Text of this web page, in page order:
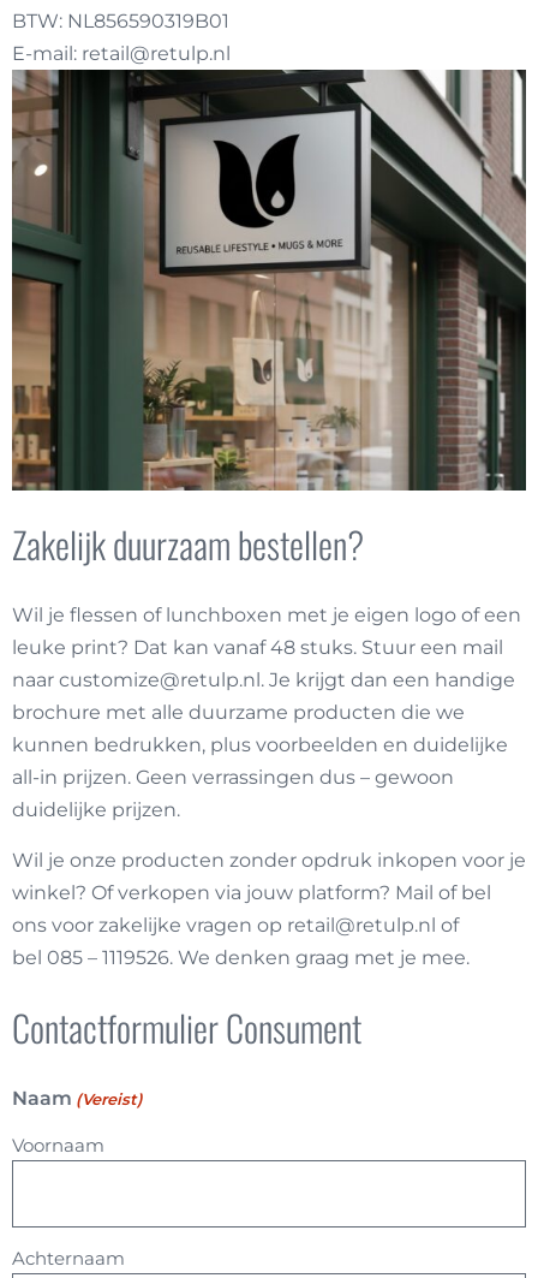
BTW: NL856590319B01
E-mail: retail@retulp.nl
Zakelijk duurzaam bestellen?
Wil je flessen of lunchboxen met je eigen logo of een
leuke print? Dat kan vanaf 48 stuks. Stuur een mail
naar customize@retulp.nl . Je krijgt dan een handige
brochure met alle duurzame producten die we
kunnen bedrukken, plus voorbeelden en duidelijke
all-in prijzen. Geen verrassingen dus – gewoon
duidelijke prijzen.
Wil je onze producten zonder opdruk inkopen voor je
winkel? Of verkopen via jouw platform? Mail of bel
ons voor zakelijke vragen op retail@retulp.nl of
bel 085 – 1119526. We denken graag met je mee.
Contactformulier Consument
Naam (Vereist)
Voornaam
Achternaam